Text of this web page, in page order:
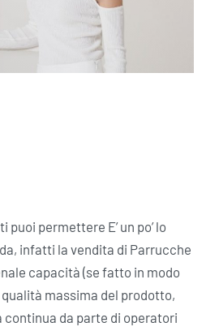
permettere E’ un po’ lo
infatti la vendita di Parrucche
capacità (se fatto in modo
massima del prodotto,
continua da parte di operatori